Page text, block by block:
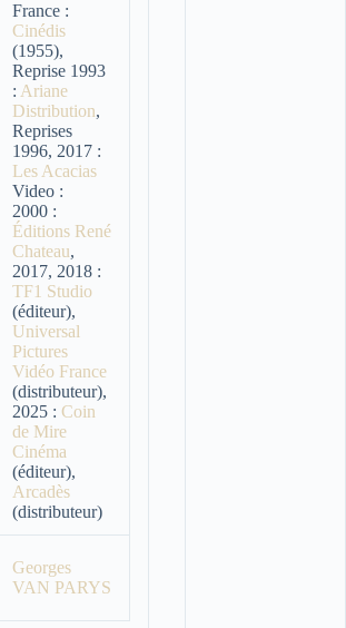
France :
Cinédis
(1955),
Reprise 1993
: Ariane
Distribution,
Reprises
1996, 2017 :
Les Acacias
Video :
2000 :
Éditions René
Chateau,
2017, 2018 :
TF1 Studio
(éditeur),
Universal
Pictures
Vidéo France
(distributeur),
2025 : Coin
de Mire
Cinéma
(éditeur),
Arcadès
(distributeur)
Georges
VAN PARYS